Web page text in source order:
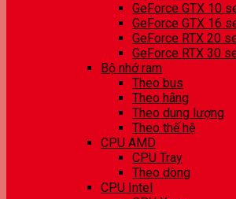
GeForce GTX 10
GeForce GTX 16
GeForce RTX 20
GeForce RTX 30
Bộ nhớ ram
Theo bus
Theo hãng
Theo dung lượng
Theo thế hệ
CPU AMD
CPU Tray
Theo dòng
CPU Intel